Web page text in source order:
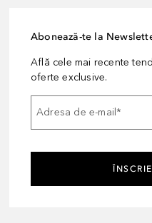
Abonează-te la
Află cele mai recente
oferte exclusive.
Adresa de e-mail*